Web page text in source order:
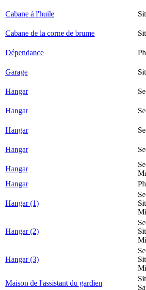
Cabane à l'huile
Cabane de la corne de brume
Dépendance
Garage
Hangar
Hangar
Hangar
Hangar
Hangar
Hangar
Hangar (1)
Hangar (2)
Hangar (3)
Maison de l'assistant du gardien